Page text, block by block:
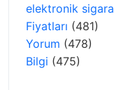
elektronik sigara
Fiyatları (481)
Yorum (478)
Bilgi (475)